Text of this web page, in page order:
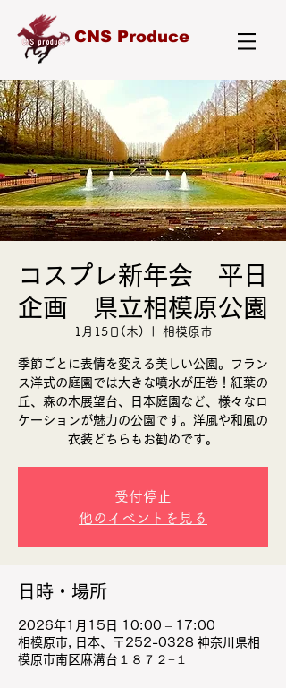
CNS Produce
コスプレ新年会 平日
企画 県立相模原公園
1月15日(木) 相模原市
季節ごとに表情を変える美しい公園。フラン
ス洋式の庭園では大きな噴水が圧巻！紅葉の
丘、森の木展望台、日本庭園など、様々なロ
ケーションが魅力の公園です。​洋風や和風の
衣装どちらもお勧めです。
受付停止
他のイベントを見る
日時・場所
2026年1月15日 10:00 – 17:00
相模原市, 日本、〒252-0328 神奈川県相
模原市南区麻溝台１８７２−１